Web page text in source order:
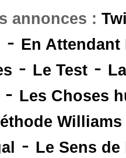
annonces :
- En
- Le Test -
- Les Choses
Williams
- Le Sens